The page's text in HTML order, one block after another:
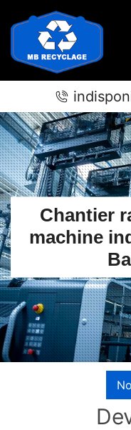
Chantier
machine